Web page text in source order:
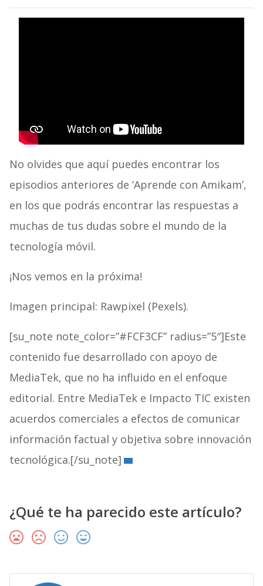
No olvides que aquí puedes encontrar los
episodios anteriores de ‘Aprende con Amikam’,
en los que podrás encontrar las respuestas a
muchas de tus dudas sobre el mundo de la
tecnología móvil.
¡Nos vemos en la próxima!
Imagen principal: Rawpixel (Pexels).
[su_note note_color=”#FCF3CF” radius=”5″]Este
contenido fue desarrollado con apoyo de
MediaTek, que no ha influido en el enfoque
editorial. Entre MediaTek e Impacto TIC existen
acuerdos comerciales a efectos de comunicar
información factual y objetiva sobre innovación
tecnológica.[/su_note]
¿Qué te ha parecido este artículo?